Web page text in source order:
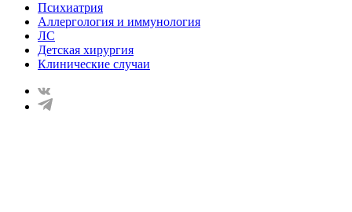
Психиатрия
Аллергология и иммунология
ЛС
Детская хирургия
Клинические случаи